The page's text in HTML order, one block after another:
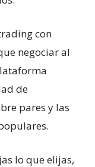
con
negociar al
de
pares y las
lo que elijas,